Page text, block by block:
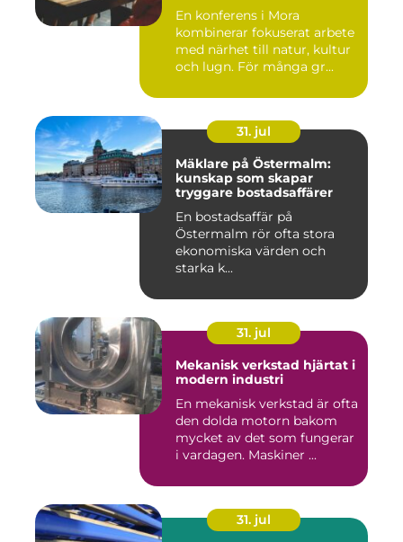
En konferens i Mora
kombinerar fokuserat arbete
med närhet till natur, kultur
och lugn. För många gr...
31. jul
Mäklare på Östermalm:
kunskap som skapar
tryggare bostadsaffärer
En bostadsaffär på
Östermalm rör ofta stora
ekonomiska värden och
starka k...
31. jul
Mekanisk verkstad hjärtat i
modern industri
En mekanisk verkstad är ofta
den dolda motorn bakom
mycket av det som fungerar
i vardagen. Maskiner ...
31. jul